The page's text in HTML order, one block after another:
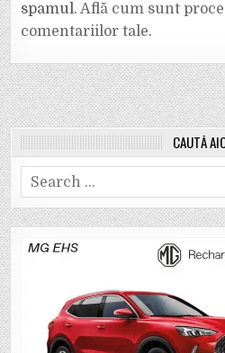
spamul.Află cum sunt
comentariilor tale.
CAUTĂ
Search
for: